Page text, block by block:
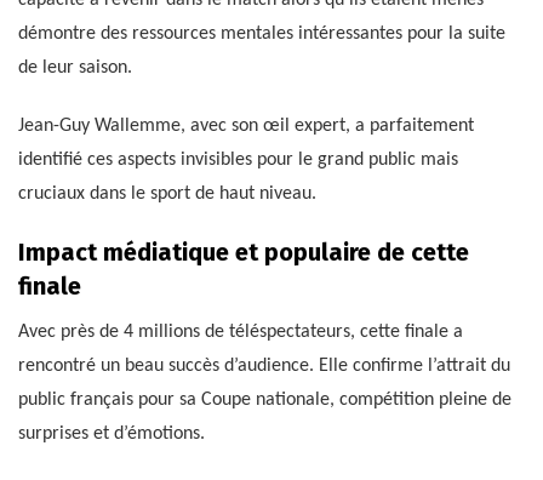
démontre des ressources mentales intéressantes pour la suite
de leur saison.
Jean-Guy Wallemme, avec son œil expert, a parfaitement
identifié ces aspects invisibles pour le grand public mais
cruciaux dans le sport de haut niveau.
Impact médiatique et populaire de cette
finale
Avec près de 4 millions de téléspectateurs, cette finale a
rencontré un beau succès d’audience. Elle confirme l’attrait du
public français pour sa Coupe nationale, compétition pleine de
surprises et d’émotions.